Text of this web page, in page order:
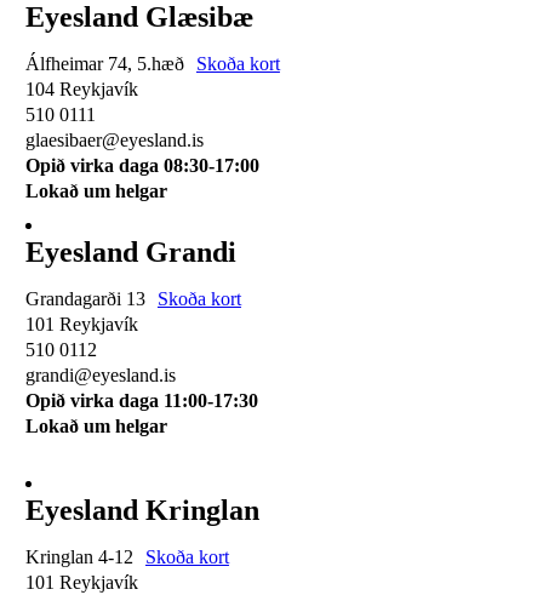
Eyesland Glæsibæ
Álfheimar 74, 5.hæð
Skoða kort
104 Reykjavík
510 0111
glaesibaer@eyesland.is
Opið virka daga 08:30-17:00
Lokað um helgar
Eyesland Grandi
Grandagarði 13
Skoða kort
101 Reykjavík
510 0112
grandi@eyesland.is
Opið virka daga 11:00-17:30
Lokað um helgar
Eyesland Kringlan
Kringlan 4-12
Skoða kort
101 Reykjavík